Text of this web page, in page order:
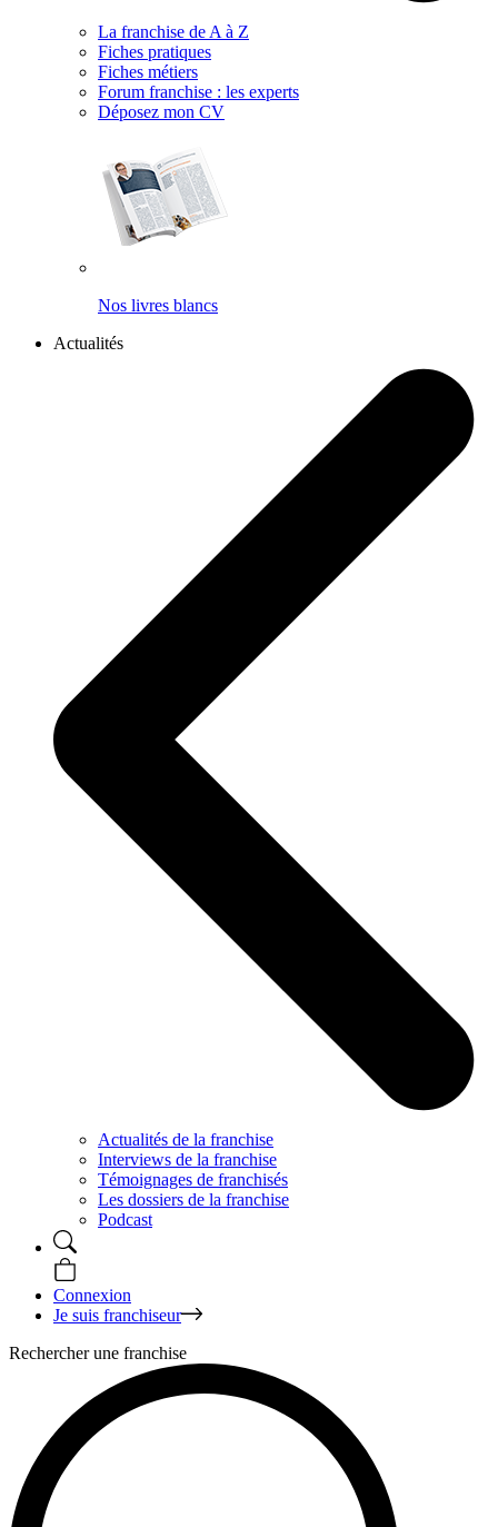
La franchise de A à Z
Fiches pratiques
Fiches métiers
Forum franchise : les experts
Déposez mon CV
Nos livres blancs
Actualités
Actualités de la franchise
Interviews de la franchise
Témoignages de franchisés
Les dossiers de la franchise
Podcast
Connexion
Je suis franchiseur
Rechercher une franchise